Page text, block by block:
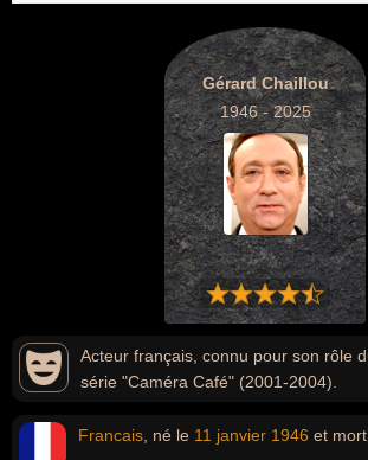
Gérard Chaillou
1946 - 2025
Acteur français, connu pour son rôle
série "Caméra Café" (2001-2004).
Francais , né le 11 janvier 1946 et